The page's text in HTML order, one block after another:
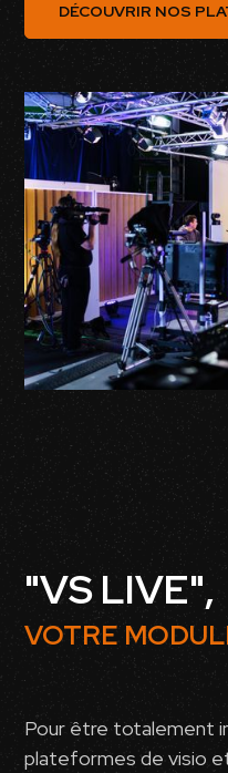
DÉCOUVRIR NOS
"VS LIVE",
VOTRE
Pour être totalement
plateformes de visio